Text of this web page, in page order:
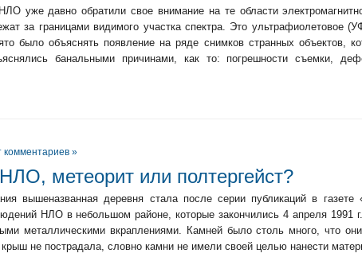
уже давно обратили свое внимание на те области
за границами видимого участка спектра. Это ультрафиолетовое
было объяснять появление на ряде снимков странных объектов,
банальными причинами, как то: погрешности съемки,
комментариев »
метеорит или полтергейст?
вышеназванная деревня стала после серии публикаций в газете
НЛО в небольшом районе, которые закончились 4 апреля 1991
металлическими вкраплениями. Камней было столь много, что
не пострадала, словно камни не имели своей целью нанести